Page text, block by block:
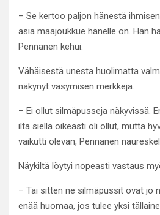
– Se kertoo paljon hänestä
asia maajoukkue hänelle on. Hän
Pennanen kehui.
Vähäisestä unesta huolimatta
näkynyt väsymisen merkkejä.
– Ei ollut silmäpusseja näkyvissä.
ilta siellä oikeasti oli ollut, mutta
vaikutti olevan, Pennanen
Näykiltä löytyi nopeasti vastaus
– Tai sitten ne silmäpussit ovat jo
enää huomaa, jos tulee yksi